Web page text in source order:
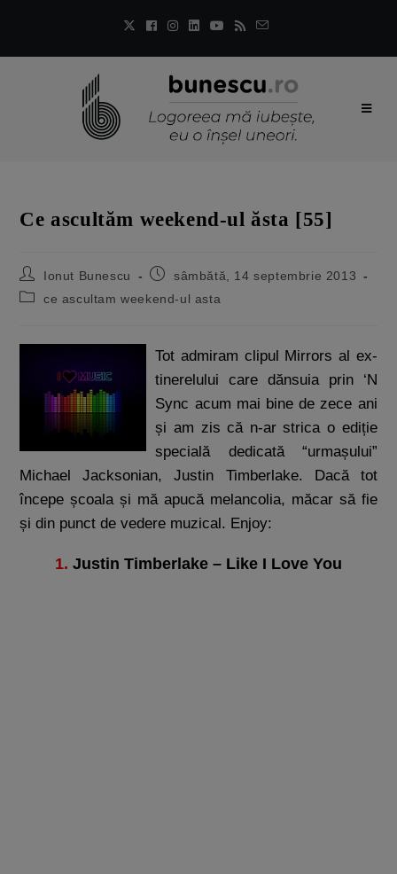
Ce ascultăm weekend-ul ăsta [55]
Ionut Bunescu
sâmbătă, 14 septembrie 2013
ce ascultam weekend-ul asta
Tot admiram clipul Mirrors al ex-
tinerelului care dănsuia prin ‘N
Sync acum mai bine de zece ani
și am zis că n-ar strica o ediție
specială dedicată “urmașului”
Michael Jacksonian, Justin Timberlake. Dacă tot
începe școala și mă apucă melancolia, măcar să fie
și din punct de vedere muzical. Enjoy:
1. Justin Timberlake – Like I Love You